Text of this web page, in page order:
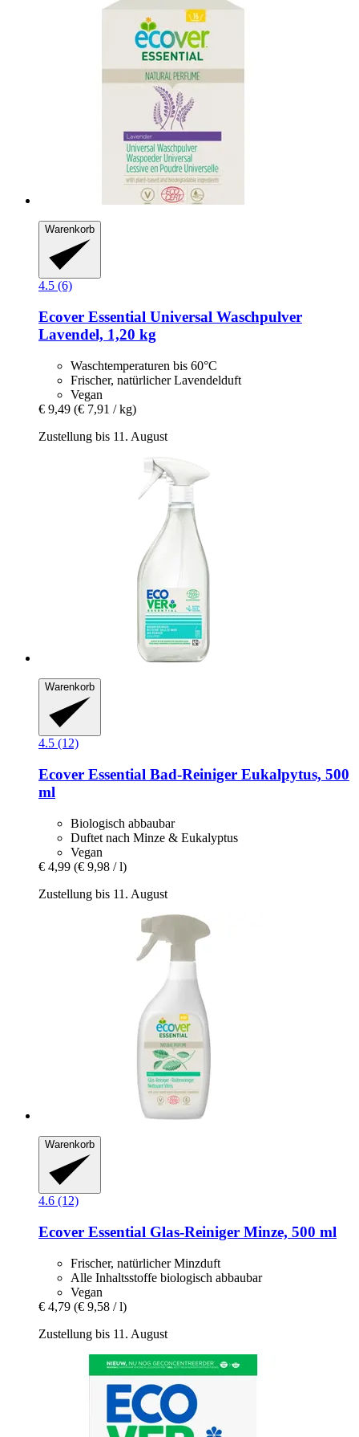
Warenkorb
4.5 (6)
Ecover Essential Universal Waschpulver
Lavendel, 1,20 kg
Waschtemperaturen bis 60°C
Frischer, natürlicher Lavendelduft
Vegan
€ 9,49 (€ 7,91 / kg)
Zustellung bis 11. August
Warenkorb
4.5 (12)
Ecover Essential Bad-​Reiniger Eukalpytus, 500
ml
Biologisch abbaubar
Duftet nach Minze & Eukalyptus
Vegan
€ 4,99 (€ 9,98 / l)
Zustellung bis 11. August
Warenkorb
4.6 (12)
Ecover Essential Glas-​Reiniger Minze, 500 ml
Frischer, natürlicher Minzduft
Alle Inhaltsstoffe biologisch abbaubar
Vegan
€ 4,79 (€ 9,58 / l)
Zustellung bis 11. August